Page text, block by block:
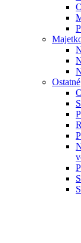
Ostatné